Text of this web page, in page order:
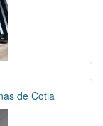
de Cotia